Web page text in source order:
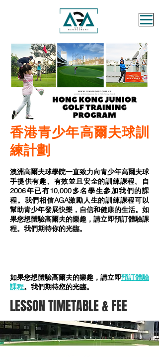
香港青少年高爾夫球訓
練計劃
澳洲高爾夫球學院一直致力向青少年高爾夫球
手提供有趣、有效並且安全的訓練課程。自
2006年已有10,000多名學生參加我們的課
程。我們相信AGA激勵人生的訓練課程可以
幫助青少年發展快樂，自信和健康的生活。如
果您想體驗高爾夫的樂趣，請立即預訂體驗課
程。我們期待你的光臨。
如果您想體驗高爾夫的樂趣，請立即預訂體驗
課程。我們期待您的光臨。
LESSON TIMETABLE & FEE